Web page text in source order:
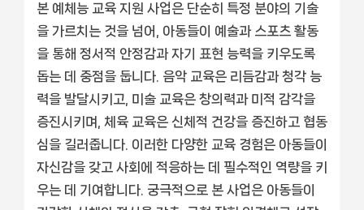
본 예체능 교육 지원 사업은 단순히 특정 분야의 기술
을 가르치는 것을 넘어, 아동들이 예술과 스포츠 활동
을 통해 정서적 안정감과 자기 표현 능력을 키우도록
돕는 데 중점을 둡니다. 음악 교육은 리듬감과 청각 능
력을 발달시키고, 미술 교육은 창의력과 미적 감각을
증진시키며, 체육 교육은 신체적 건강을 증진하고 협동
심을 길러줍니다. 이러한 다양한 교육 경험은 아동들이
자신감을 갖고 사회에 적응하는 데 필수적인 역량을 키
우는 데 기여합니다. 궁극적으로 본 사업은 아동들이